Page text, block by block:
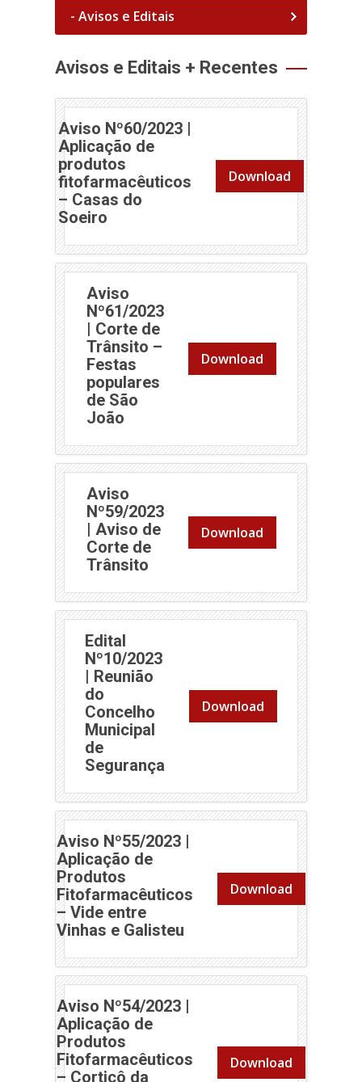
- Avisos e Editais
Avisos e Editais + Recentes
Aviso Nº60/2023 |
Aplicação de
produtos
fitofarmacêuticos
– Casas do
Soeiro
Download
Aviso
Nº61/2023
| Corte de
Trânsito –
Festas
populares
de São
João(abre em nova janela)
Download
Aviso
Nº59/2023
| Aviso de
Corte de
Trânsito(abre em nova janela)
Download
Edital
Nº10/2023
| Reunião
do
Concelho
Municipal
de
Segurança (abre em nova janela)
Download
Aviso Nº55/2023 |
Aplicação de
Produtos
Fitofarmacêuticos
– Vide entre
Vinhas e Galisteu (abre em nova janela)
Download
Aviso Nº54/2023 |
Aplicação de
Produtos
Fitofarmacêuticos
– Cortiçô da
Download